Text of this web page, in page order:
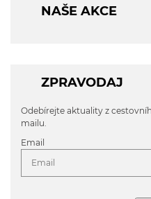
NAŠE AKCE
ZPRAVODAJ
Odebírejte aktuality z
mailu.
Email